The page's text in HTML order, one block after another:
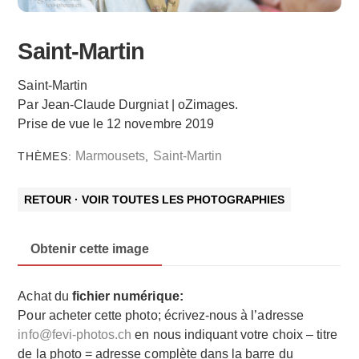
Saint-Martin
Saint-Martin
Par Jean-Claude Durgniat | oZimages.
Prise de vue le 12 novembre 2019
THÈMES: Marmousets Saint-Martin
RETOUR · VOIR TOUTES LES PHOTOGRAPHIES
Obtenir cette image
Achat du fichier numérique:
Pour acheter cette photo; écrivez-nous à l’adresse
info@fevi-photos.ch en nous indiquant votre choix – titre
de la photo = adresse complète dans la barre du